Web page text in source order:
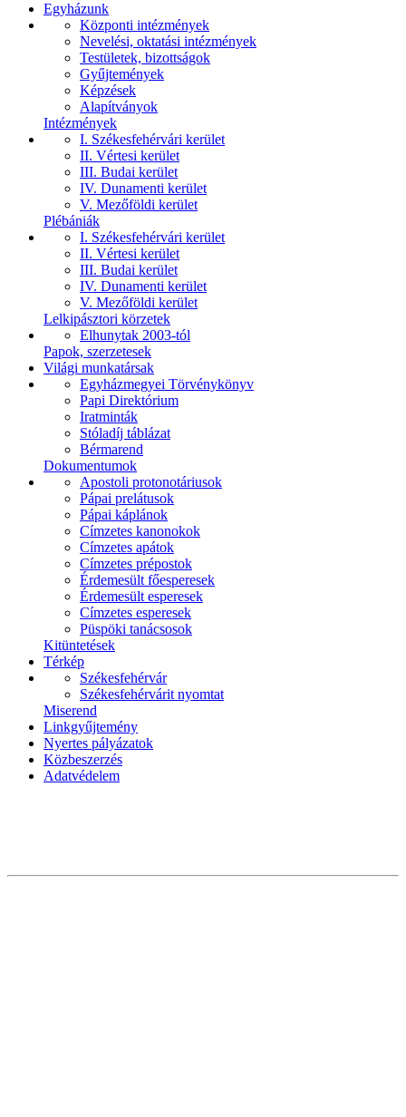
Egyházunk
Központi intézmények
Nevelési, oktatási intézmények
Testületek, bizottságok
Gyűjtemények
Képzések
Alapítványok
Intézmények
I. Székesfehérvári kerület
II. Vértesi kerület
III. Budai kerület
IV. Dunamenti kerület
V. Mezőföldi kerület
Plébániák
I. Székesfehérvári kerület
II. Vértesi kerület
III. Budai kerület
IV. Dunamenti kerület
V. Mezőföldi kerület
Lelkipásztori körzetek
Elhunytak 2003-tól
Papok, szerzetesek
Világi munkatársak
Egyházmegyei Törvénykönyv
Papi Direktórium
Iratminták
Stóladíj táblázat
Bérmarend
Dokumentumok
Apostoli protonotáriusok
Pápai prelátusok
Pápai káplánok
Címzetes kanonokok
Címzetes apátok
Címzetes prépostok
Érdemesült főesperesek
Érdemesült esperesek
Címzetes esperesek
Püspöki tanácsosok
Kitüntetések
Térkép
Székesfehérvár
Székesfehérvárit nyomtat
Miserend
Linkgyűjtemény
Nyertes pályázatok
Közbeszerzés
Adatvédelem